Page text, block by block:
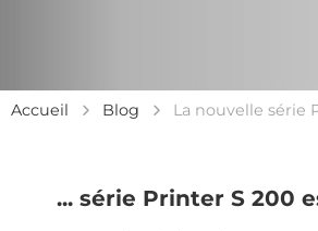
Accueil Blog La nouvelle série
... série Printer S 200